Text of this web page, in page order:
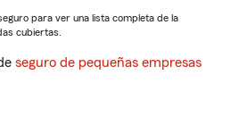
para ver una lista completa de la
cubiertas.
seguro de pequeñas empresas